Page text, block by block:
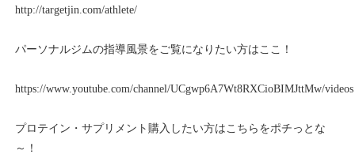
http://targetjin.com/athlete/
パーソナルジムの指導風景をご覧になりたい方はここ！
https://www.youtube.com/channel/UCgwp6A7Wt8RXCioBIMJttMw/videos
プロテイン・サプリメント購入したい方はこちらをポチっとな
～！